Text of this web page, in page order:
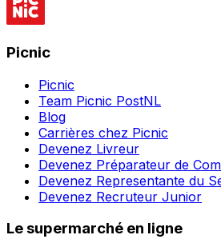
Picnic
Picnic
Team Picnic PostNL
Blog
Carrières chez Picnic
Devenez Livreur
Devenez Préparateur de
Devenez Representante du
Devenez Recruteur Junior
Le supermarché en ligne